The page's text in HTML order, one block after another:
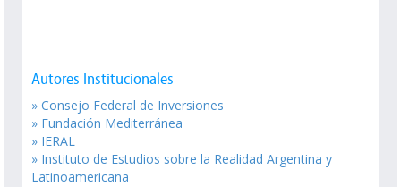
Autores Institucionales
» Consejo Federal de Inversiones
» Fundación Mediterránea
» IERAL
» Instituto de Estudios sobre la Realidad Argentina y
Latinoamericana